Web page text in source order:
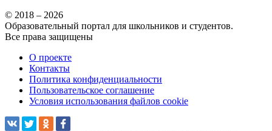
© 2018 – 2026
Образовательный портал для школьников и студентов.
Все права защищены
О проекте
Контакты
Политика конфиденциальности
Пользовательское соглашение
Условия использования файлов cookie